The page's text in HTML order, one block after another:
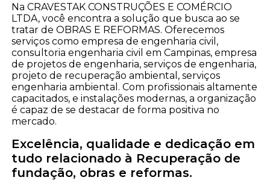
Na CRAVESTAK CONSTRUÇÕES E COMÉRCIO
LTDA, você encontra a solução que busca ao se
tratar de OBRAS E REFORMAS. Oferecemos
serviços como empresa de engenharia civil,
consultoria engenharia civil em Campinas, empresa
de projetos de engenharia, serviços de engenharia,
projeto de recuperação ambiental, serviços
engenharia ambiental. Com profissionais altamente
capacitados, e instalações modernas, a organização
é capaz de se destacar de forma positiva no
mercado.
Excelência, qualidade e dedicação em
tudo relacionado à Recuperação de
fundação, obras e reformas.